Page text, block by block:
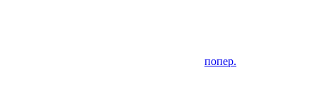
попер.